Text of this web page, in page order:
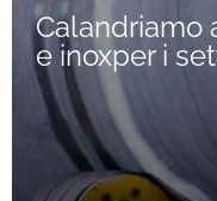
Calandriamo
e inoxper i